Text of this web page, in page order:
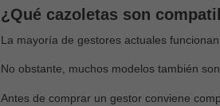
¿Qué cazoletas son
La mayoría de gestores actuales
No obstante, muchos modelos también
Antes de comprar un gestor conviene